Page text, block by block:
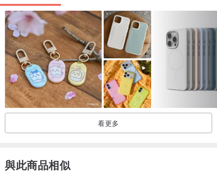
看更多
與此商品相似